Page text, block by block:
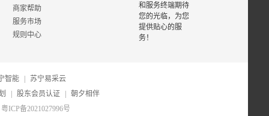
商家帮助
服务市场
规则中心
和服务终端期待
您的光临，为您
提供贴心的服
务！
智能
苏宁易采云
股东会员认证
朝夕相伴
粤ICP备2021027996号